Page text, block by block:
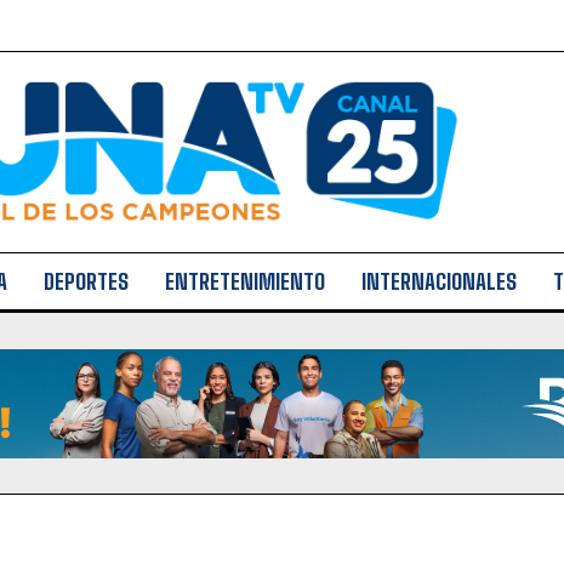
DEPORTES ENTRETENIMIENTO INTERNACIONALES